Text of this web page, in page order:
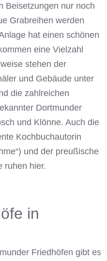
Beisetzungen nur noch
Grabreihen werden
hat einen schönen
eine Vielzahl
stehen der
und Gebäude unter
die zahlreichen
Dortmunder
und Klönne. Auch die
Kochbuchautorin
und der preußische
ruhen hier.
in
Friedhöfen gibt es